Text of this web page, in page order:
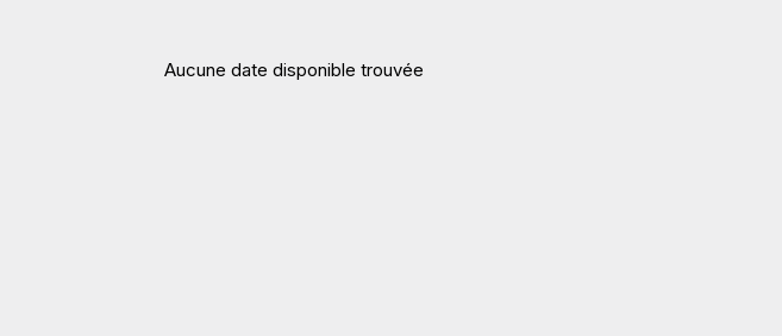
Aucune date disponible trouvée